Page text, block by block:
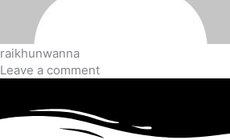
raikhunwanna
Leave a comment